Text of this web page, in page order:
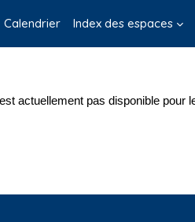
Calendrier Index des espaces
actuellement pas disponible pour